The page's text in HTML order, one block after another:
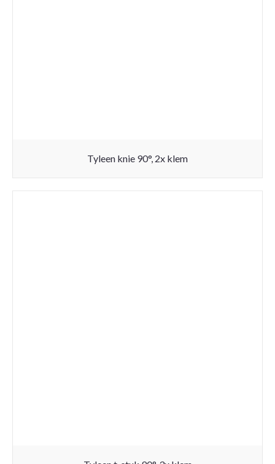
Tyleen knie 90°, 2x klem